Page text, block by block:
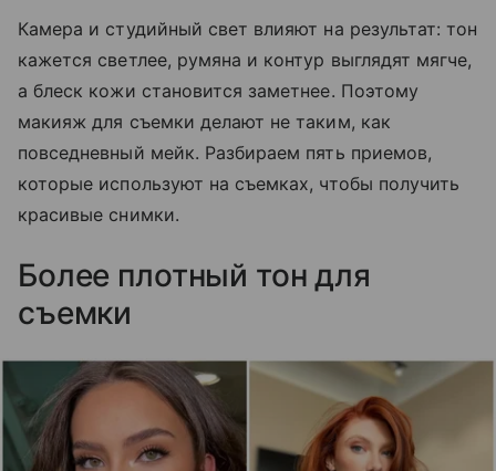
Камера и студийный свет влияют на результат: тон
кажется светлее, румяна и контур выглядят мягче,
а блеск кожи становится заметнее. Поэтому
макияж для съемки делают не таким, как
повседневный мейк. Разбираем пять приемов,
которые используют на съемках, чтобы получить
красивые снимки.
Более плотный тон для
съемки